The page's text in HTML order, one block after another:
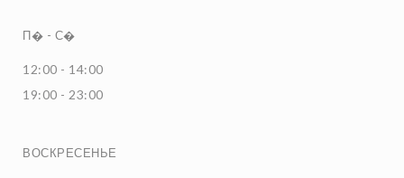
П� - С�
12:00 - 14:00
19:00 - 23:00
ВОСКРЕСЕНЬЕ